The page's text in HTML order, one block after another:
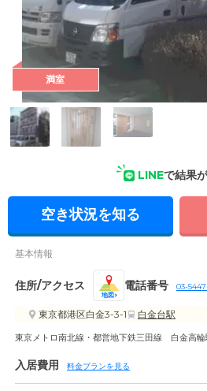
外観: 4階建ての施設で、居室は2階
す。近隣には公園があり、静かな環境
満室
LINEで結果
空き状況を知る
基本情報
住所/アクセス
地図
電話番号 03-
東京都港区白金3-3-1 白金台駅
東京メトロ南北線・都営地下鉄三田線 白金高輪
入居費用 料金プランを見る